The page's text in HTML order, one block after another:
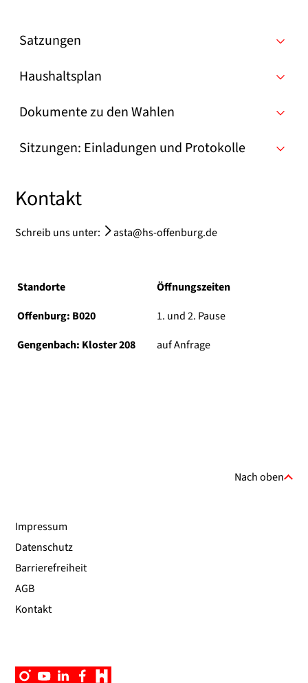
Satzungen
Haushaltsplan
Dokumente zu den Wahlen
Sitzungen: Einladungen und Protokolle
Kontakt
Schreib uns unter: asta@hs-offenburg.de
Standorte
Öffnungszeiten
Offenburg: B020
1. und 2. Pause
Gengenbach: Kloster 208
auf Anfrage
Nach oben
Impressum
Datenschutz
Barrierefreiheit
AGB
Kontakt
Instagram
YouTubeLinkedinFacebookCampus